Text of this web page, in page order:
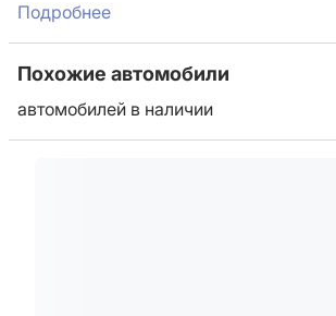
Подробнее
Похожие автомобили
автомобилей в наличии